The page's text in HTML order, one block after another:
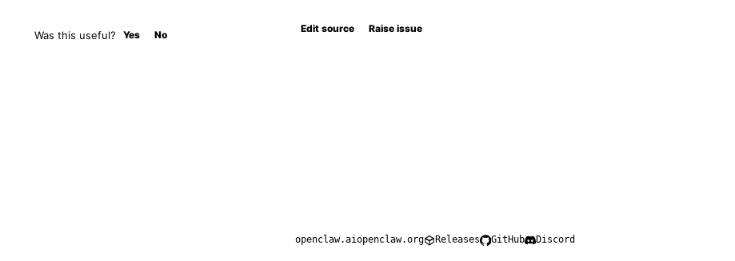
Was this useful? Yes No
Edit source Raise issue
openclaw.aiopenclaw.org Releases GitHub Discord